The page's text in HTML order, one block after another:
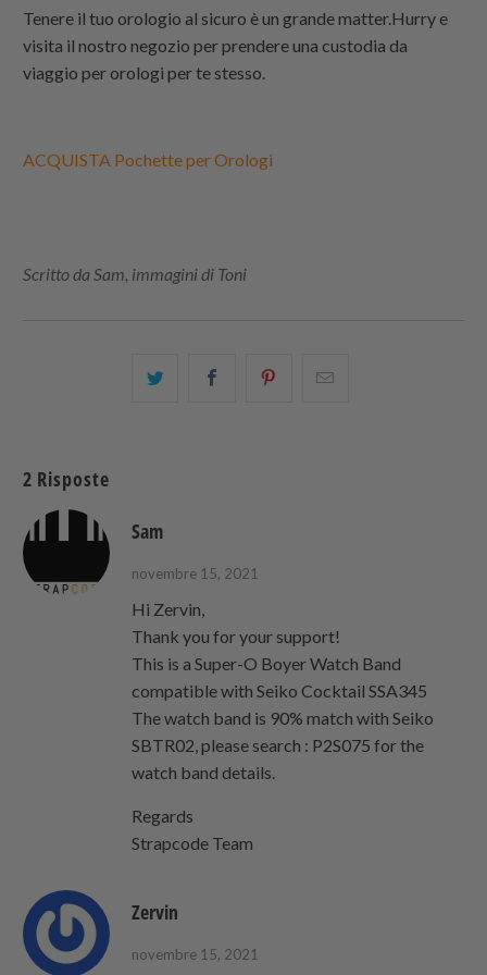
Tenere il tuo orologio al sicuro è un grande matter.Hurry e
visita il nostro negozio per prendere una custodia da
viaggio per orologi per te stesso.
ACQUISTA Pochette per Orologi
Scritto da Sam, immagini di Toni
Condividi Share
Condividi
2 Risposte
Sam
novembre 15, 2021
Hi Zervin,
Thank you for your support!
This is a Super-O Boyer Watch Band
compatible with Seiko Cocktail SSA345
The watch band is 90% match with Seiko
SBTR02, please search : P2S075 for the
watch band details.
Regards
Strapcode Team
Zervin
novembre 15, 2021